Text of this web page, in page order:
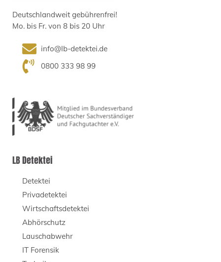
Deutschlandweit gebührenfrei!
Mo. bis Fr. von 8 bis 20 Uhr
info@lb-detektei.de
0800 333 98 99
LB Detektei
Detektei
Privadetektei
Wirtschaftsdetektei
Abhörschutz
Lauschabwehr
IT Forensik